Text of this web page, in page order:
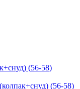
(56-58)